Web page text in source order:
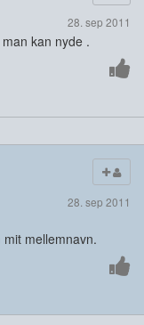
28. sep 2011
kan nyde .
28. sep 2011
mellemnavn.